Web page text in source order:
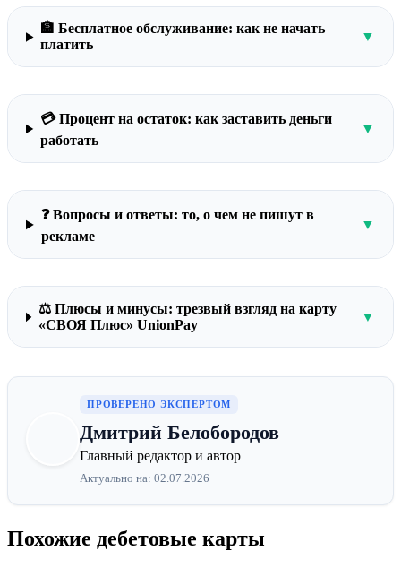
🏦 Бесплатное обслуживание: как не начать
платить
▼
💳 Процент на остаток: как заставить деньги
работать
▼
❓ Вопросы и ответы: то, о чем не пишут в
рекламе
▼
⚖️ Плюсы и минусы: трезвый взгляд на карту
«СВОЯ Плюс» UnionPay
▼
ПРОВЕРЕНО ЭКСПЕРТОМ
Дмитрий Белобородов
Главный редактор и автор
Актуально на: 02.07.2026
Похожие дебетовые карты